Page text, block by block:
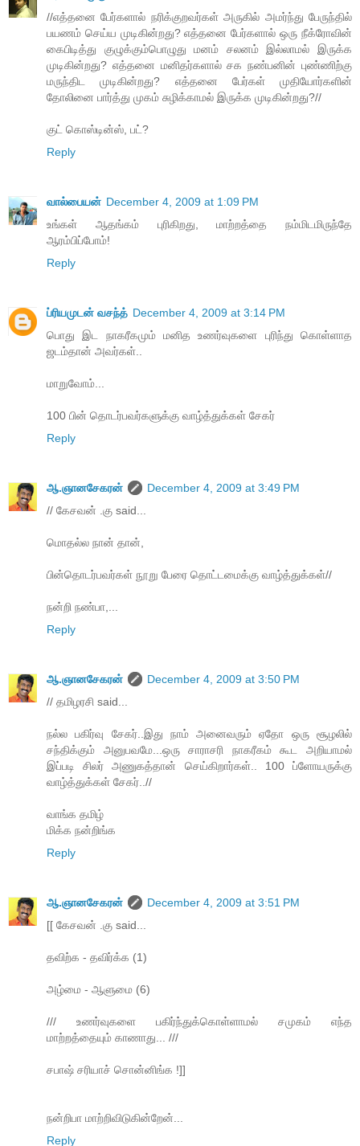
//எத்தனை பேர்களால் நரிக்குறவர்கள் அருகில் அமர்ந்து பேருந்தில்
பயணம் செய்ய முடிகின்றது? எத்தனை பேர்களால் ஒரு நீக்ரோவின்
கைபிடித்து குழுக்கும்பொழுது மனம் சலனம் இல்லாமல் இருக்க
முடிகின்றது? எத்தனை மனிதர்களால் சக நண்பனின் புண்ணிற்கு
மருந்திட முடிகின்றது? எத்தனை பேர்கள் முதியோர்களின்
தோலினை பார்த்து முகம் சுழிக்காமல் இருக்க முடிகின்றது?//
குட் கொஸ்டின்ஸ், பட்?
Reply
வால்பையன் December 4, 2009 at 1:09 PM
உங்கள் ஆதங்கம் புரிகிறது, மாற்றத்தை நம்மிடமிருந்தே
ஆரம்பிப்போம்!
Reply
ப்ரியமுடன் வசந்த் December 4, 2009 at 3:14 PM
பொது இட நாகரீகமும் மனித உணர்வுகளை புரிந்து கொள்ளாத
ஜடம்தான் அவர்கள்..
மாறுவோம்...
100 பின் தொடர்பவர்களுக்கு வாழ்த்துக்கள் சேகர்
Reply
ஆ.ஞானசேகரன்
December 4, 2009 at 3:49 PM
// கேசவன் .கு said...
மொதல்ல நான் தான்,
பின்தொடர்பவர்கள் நூறு பேரை தொட்டமைக்கு வாழ்த்துக்கள்//
நன்றி நண்பா,...
Reply
ஆ.ஞானசேகரன்
December 4, 2009 at 3:50 PM
// தமிழரசி said...
நல்ல பகிர்வு சேகர்..இது நாம் அனைவரும் ஏதோ ஒரு சூழலில்
சந்திக்கும் அனுபவமே...ஒரு சாராசரி நாகரீகம் கூட அறியாமல்
இப்படி சிலர் அணுகத்தான் செய்கிறார்கள்.. 100 ப்ளோயருக்கு
வாழ்த்துக்கள் சேகர்..//
வாங்க தமிழ்
மிக்க நன்றிங்க
Reply
ஆ.ஞானசேகரன்
December 4, 2009 at 3:51 PM
[[ கேசவன் .கு said...
தவிற்க - தவிர்க்க (1)
அழ்மை - ஆளுமை (6)
/// உணர்வுகளை பகிர்ந்துக்கொள்ளாமல் சமுகம் எந்த
மாற்றத்தையும் காணாது... ///
சபாஷ் சரியாச் சொன்னிங்க !]]
நன்றிபா மாற்றிவிடுகின்றேன்...
Reply